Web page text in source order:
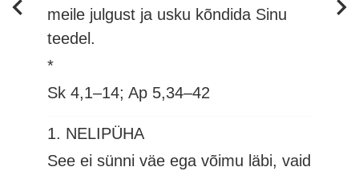
meile julgust ja usku kõndida Sinu
teedel.
*
Sk 4,1–14; Ap 5,34–42
1. NELIPÜHA
See ei sünni väe ega võimu läbi, vaid